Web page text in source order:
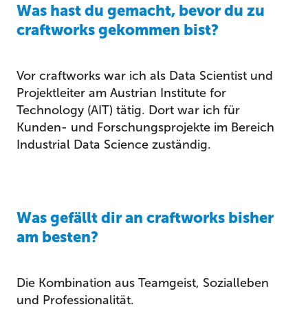
Was hast du gemacht, bevor du zu
craftworks gekommen bist?
Vor craftworks war ich als Data Scientist und
Projektleiter am Austrian Institute for
Technology (AIT) tätig. Dort war ich für
Kunden- und Forschungsprojekte im Bereich
Industrial Data Science zuständig.
Was gefällt dir an craftworks bisher
am besten?
Die Kombination aus Teamgeist, Sozialleben
und Professionalität.